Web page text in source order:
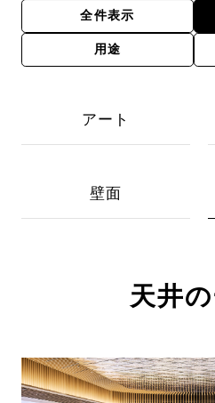
全件表示
用途
アート
壁面
天井